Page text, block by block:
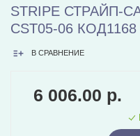
STRIPE СТРАЙП-
CST05-06 КОД1168
В СРАВНЕНИЕ
6 006.00 р.